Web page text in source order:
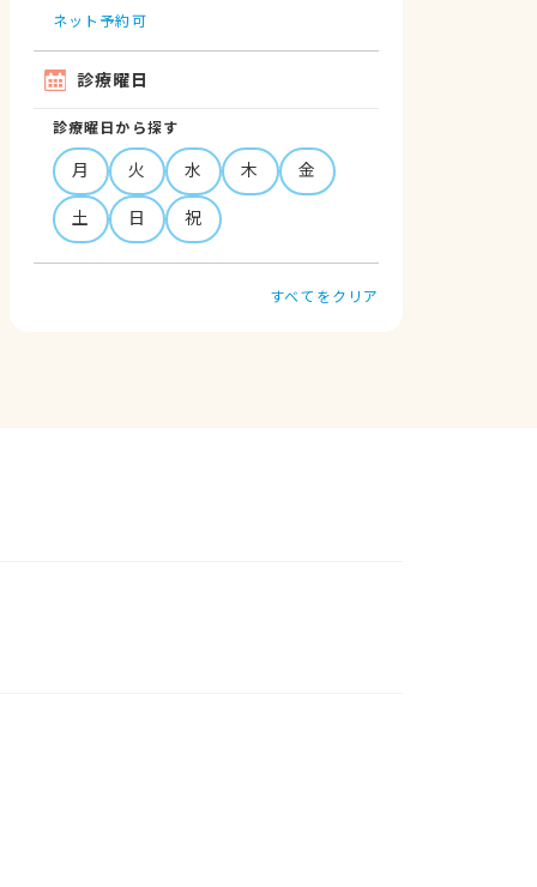
ネット予約可
診療曜日
診療曜日から探す
月 火 水 木
金
土
日 祝
すべてをクリア